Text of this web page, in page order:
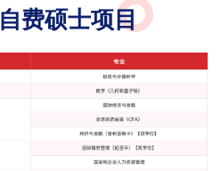
自费硕士项目